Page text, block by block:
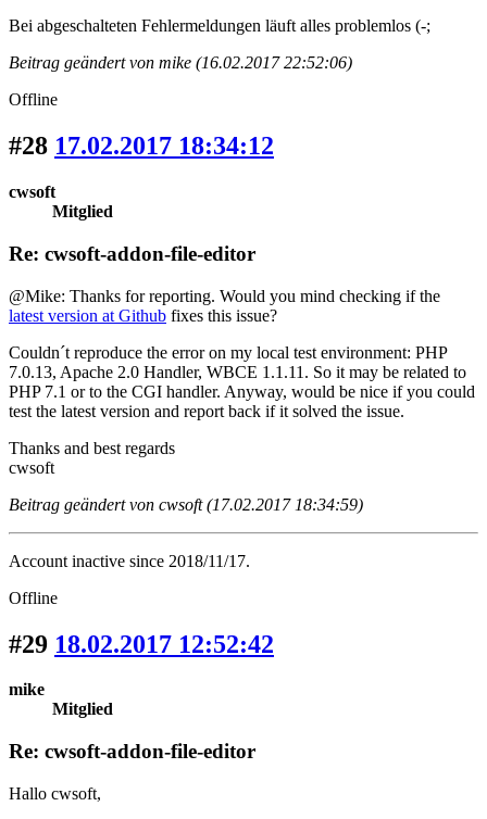
Bei abgeschalteten Fehlermeldungen läuft alles problemlos (-;
Beitrag geändert von mike (16.02.2017 22:52:06)
Offline
#28 17.02.2017 18:34:12
cwsoft
Mitglied
Re: cwsoft-addon-file-editor
@Mike: Thanks for reporting. Would you mind checking if the
latest version at Github fixes this issue?
Couldn´t reproduce the error on my local test environment: PHP
7.0.13, Apache 2.0 Handler, WBCE 1.1.11. So it may be related to
PHP 7.1 or to the CGI handler. Anyway, would be nice if you could
test the latest version and report back if it solved the issue.
Thanks and best regards
cwsoft
Beitrag geändert von cwsoft (17.02.2017 18:34:59)
Account inactive since 2018/11/17.
Offline
#29 18.02.2017 12:52:42
mike
Mitglied
Re: cwsoft-addon-file-editor
Hallo cwsoft,